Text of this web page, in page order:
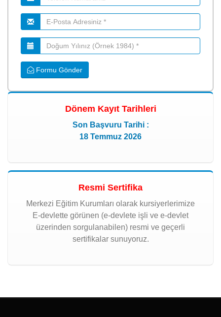
Formu Gönder
Dönem Kayıt Tarihleri
Son Başvuru Tarihi :
18 Temmuz 2026
Resmi Sertifika
Merkezi Eğitim Kurumları olarak kursiyerlerimize
E-devlette görünen (e-devlete işli ve e-devlet
üzerinden sorgulanabilen) resmi ve geçerli
sertifikalar sunuyoruz.